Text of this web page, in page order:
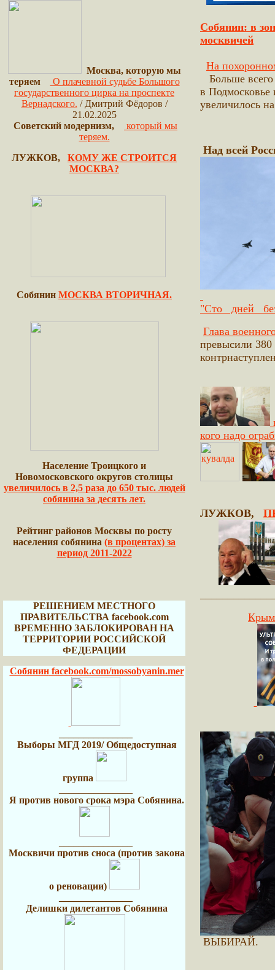
Москва, которую мы
теряем
О плачевной судьбе Большого
государственного цирка на проспекте
Вернадского. / Дмитрий Фёдоров /
21.02.2025
Советский модернизм,
который мы
теряем.
ЛУЖКОВ, КОМУ ЖЕ СТРОИТСЯ
МОСКВА?
Собянин МОСКВА ВТОРИЧНАЯ.
Население Троицкого и
Новомосковского округов столицы
увеличилось в 2,5 раза до 650 тыс. людей
собянина за десять лет.
Рейтинг районов Москвы по росту
населения собянина (в процентах) за
период 2011-2022
РЕШЕНИЕМ МЕСТНОГО
ПРАВИТЕЛЬСТВА facebook.com
ВРЕМЕННО ЗАБЛОКИРОВАН НА
ТЕРРИТОРИИ РОССИЙСКОЙ
ФЕДЕРАЦИИ
Собянинfacebook.com/mossobyanin.mer
Выборы МГД 2019/ Общедоступная
группа
Я против нового срока мэра Собянина.
Москвичи против сноса (против закона
о реновации)
Делишки дилетантов Собянина
Собянин: в
москвичей
На
Больше всего
в Подмосковье
увеличилось
Над всей
"Сто дней
Глава
превысили
кого надо
ЛУЖКОВ,
Крым
ВЫБИРАЙ.